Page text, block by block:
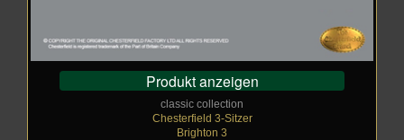
Produkt anzeigen
classic collection
Chesterfield 3-Sitzer
Brighton 3